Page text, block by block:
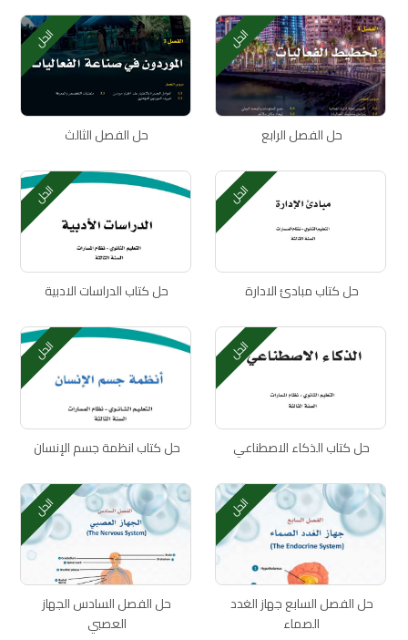
الحل
حل الفصل الرابع
الحل
حل الفصل الثالث
الحل
حل كتاب مبادئ الادارة
الحل
حل كتاب الدراسات الادبية
الحل
حل كتاب الذكاء الاصطناعي
الحل
حل كتاب انظمة جسم الإنسان
الحل
حل الفصل السابع جهاز الغدد
الصماء
الحل
حل الفصل السادس الجهاز
العصبي